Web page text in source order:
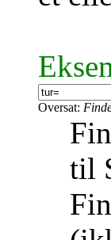
Oversat:
til